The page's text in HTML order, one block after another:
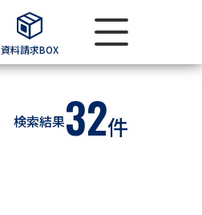
資料請求BOX
検索結果32件